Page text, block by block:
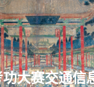
大赛交通信